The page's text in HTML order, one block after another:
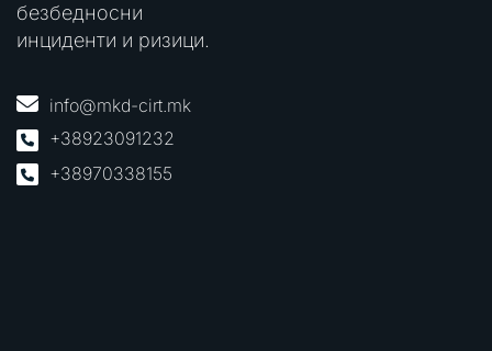
безбедносни
инциденти и ризици.
info@mkd-cirt.mk
+38923091232
+38970338155